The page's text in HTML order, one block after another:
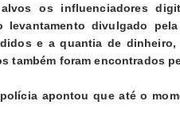
alvosos influenciadores
levantamento divulgado
e a quantia de dinheiro,
também foram encontrados
apontou que até o